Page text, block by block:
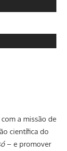
a missão de
científica do
– e promover